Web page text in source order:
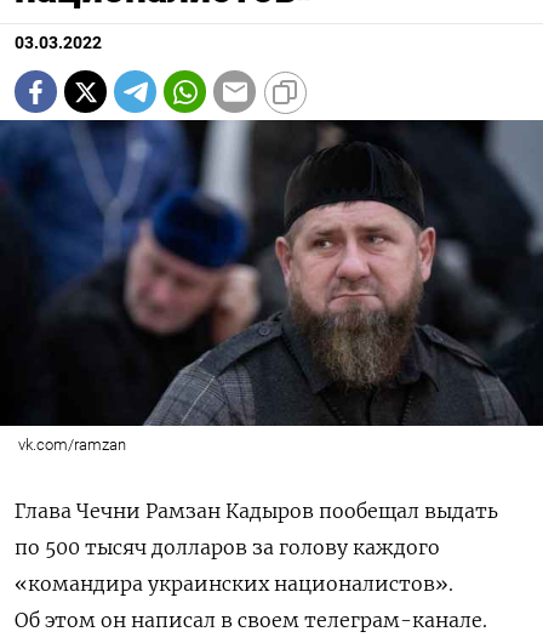
03.03.2022
vk.com/ramzan
Глава Чечни Рамзан Кадыров пообещал выдать
по 500 тысяч долларов за голову каждого
«командира украинских националистов».
Об этом он написал в своем телеграм-канале.